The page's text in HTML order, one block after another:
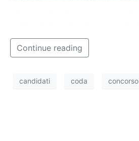
Continue reading
candidati coda concorso